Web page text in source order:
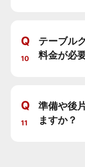
Q
10
テーブル
料金が必
Q
11
準備や後
ますか？